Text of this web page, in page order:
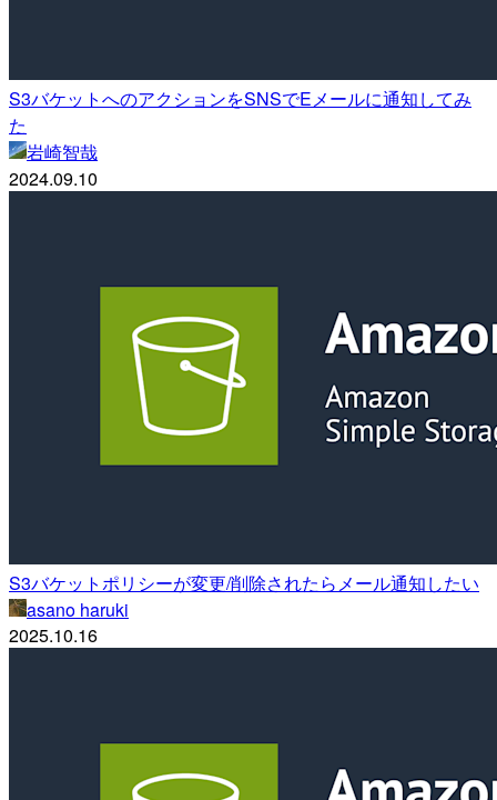
S3バケットへのアクションをSNSでEメールに通知してみ
た
岩崎智哉
2024.09.10
S3バケットポリシーが変更/削除されたらメール通知したい
asano haruki
2025.10.16